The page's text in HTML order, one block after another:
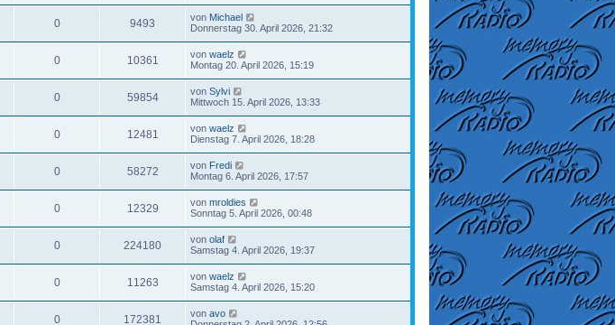
0 9493 von Michael
Donnerstag 30. April 2026, 21:32
0 10361 von waelz
Montag 20. April 2026, 15:19
0 59854 von Sylvi
Mittwoch 15. April 2026, 13:33
0 12481 von waelz
Dienstag 7. April 2026, 18:28
0 58272 von Fredi
Montag 6. April 2026, 17:57
0 12329 von mroldies
Sonntag 5. April 2026, 00:48
0 224180 von olaf
Samstag 4. April 2026, 19:37
0 11263 von waelz
Samstag 4. April 2026, 15:20
0 172381 von avo